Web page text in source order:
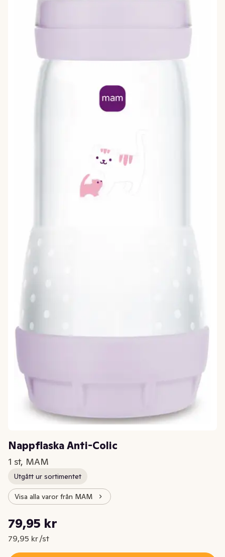
Nappflaska Anti-Colic
1 st, MAM
Utgått ur sortimentet
Visa alla varor från MAM
Nuvarande pris är: 79,95 kr
79,95 kr
79,95 kr /st
Styckpris: 79,95 kr /st